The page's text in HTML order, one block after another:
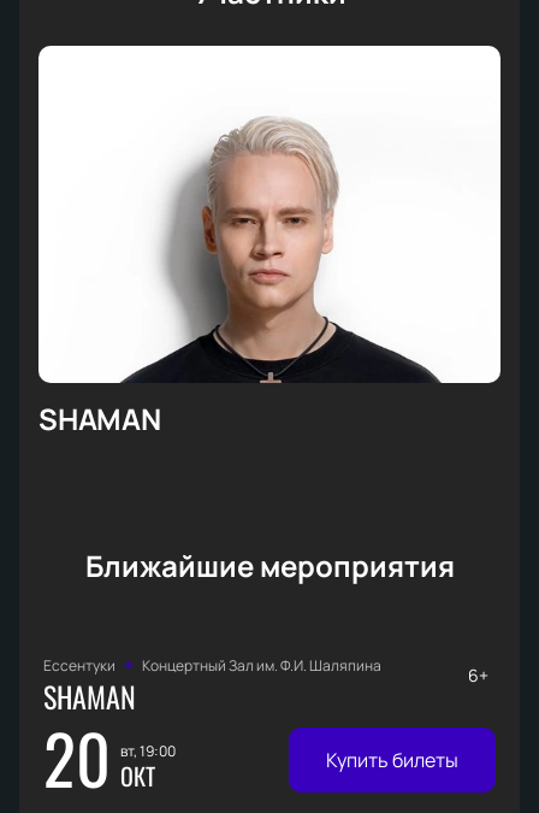
SHAMAN
Ближайшие мероприятия
Ессентуки Концертный Зал им. Ф.И. Шаляпина
SHAMAN
20 вт, 19:00
ОКТ
6+
Купить билеты